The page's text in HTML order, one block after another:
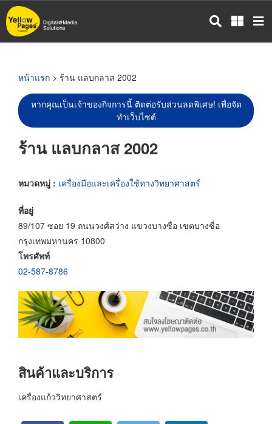
ข้าม
ไป
หน้าแรก > ร้าน แลบกลาส 2002
หากคุณเป็นเจ้าของกิจการนี้ ติดต่อรับส่วนลดพิเศษ! เพื่อจัด
ทำเว็บไซต์
ร้าน แลบกลาส 2002
หมวดหมู่ : เครื่องมือและเครื่องใช้ทางวิทยาศาสตร์
ที่อยู่
89/107 ซอย 19 ถนนวงศ์สว่าง แขวงบางซื่อ เขตบางซื่อ
กรุงเทพมหานคร 10800
โทรศัพท์
02-587-8786
สินค้าและบริการ
เครื่องแก้ววิทยาศาสตร์